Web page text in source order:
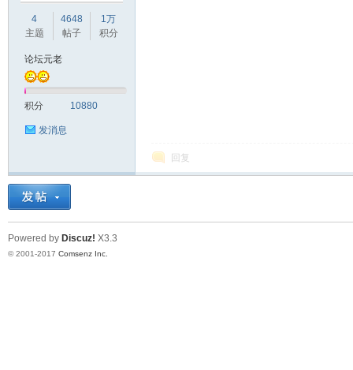
4
主题
4648
帖子
1万
积分
论坛元老
积分 10880
发消息
回复
Powered by Discuz! X3.3
© 2001-2017 Comsenz Inc.